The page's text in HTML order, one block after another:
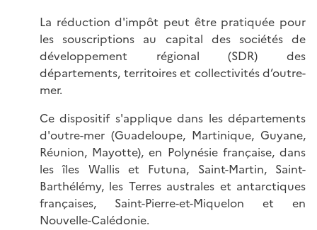
La réduction d'impôt peut être pratiquée pour
les souscriptions au capital des sociétés de
développement régional (SDR) des
départements, territoires et collectivités d’outre-
mer.
Ce dispositif s'applique dans les départements
d'outre-mer (Guadeloupe, Martinique, Guyane,
Réunion, Mayotte), en Polynésie française, dans
les îles Wallis et Futuna, Saint-Martin, Saint-
Barthélémy, les Terres australes et antarctiques
françaises, Saint-Pierre-et-Miquelon et en
Nouvelle-Calédonie.